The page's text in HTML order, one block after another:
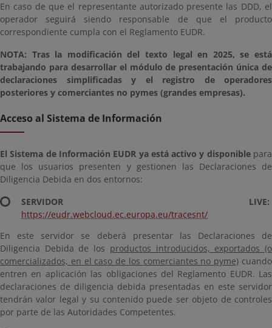
En caso de que el representante autorizado presente las DDD, el
operador seguirá siendo responsable de que el producto
correspondiente cumpla con el Reglamento EUDR.
NOTA: Tras la modificación del texto legal en 2025, se está
trabajando para desarrollar el módulo de presentación única de
declaraciones simplificadas y el registro de operadores
posteriores y comerciantes no pymes (grandes empresas).
Acceso al Sistema de Información
El Sistema de Información EUDR ya está activo y disponiblepara
que los usuarios presenten y gestionen las Declaraciones de
Diligencia Debida en dos entornos:
SERVIDOR LIVE:
https://eudr.webcloud.ec.europa.eu/tracesnt/
En este servidor se deberá presentar las Declaraciones de
Diligencia Debida de los productos introducidos, exportados (o
comercializados, en el caso de los comerciantes no pyme) cuando
entren en aplicación las obligaciones del Reglamento EUDR. Las
declaraciones de diligencia debida presentadas en este servidor
tendrán valor legal y su contenido puede ser objeto de controles
por parte de las Autoridades Competentes.